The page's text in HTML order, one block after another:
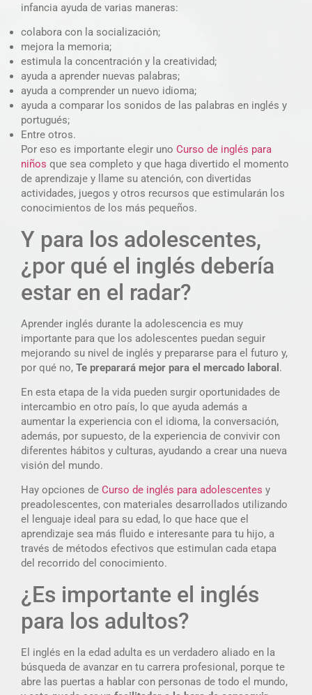
infancia ayuda de varias maneras:
colabora con la socialización;
mejora la memoria;
estimula la concentración y la creatividad;
ayuda a aprender nuevas palabras;
ayuda a comprender un nuevo idioma;
ayuda a comparar los sonidos de las palabras en inglés y
portugués;
Entre otros.
Por eso es importante elegir uno Curso de inglés para
niños que sea completo y que haga divertido el momento
de aprendizaje y llame su atención, con divertidas
actividades, juegos y otros recursos que estimularán los
conocimientos de los más pequeños.
Y para los adolescentes,
¿por qué el inglés debería
estar en el radar?
Aprender inglés durante la adolescencia es muy
importante para que los adolescentes puedan seguir
mejorando su nivel de inglés y prepararse para el futuro y,
por qué no, Te preparará mejor para el mercado laboral .
En esta etapa de la vida pueden surgir oportunidades de
intercambio en otro país, lo que ayuda además a
aumentar la experiencia con el idioma, la conversación,
además, por supuesto, de la experiencia de convivir con
diferentes hábitos y culturas, ayudando a crear una nueva
visión del mundo.
Hay opciones de Curso de inglés para adolescentes y
preadolescentes, con materiales desarrollados utilizando
el lenguaje ideal para su edad, lo que hace que el
aprendizaje sea más fluido e interesante para tu hijo, a
través de métodos efectivos que estimulan cada etapa
del recorrido del conocimiento.
¿Es importante el inglés
para los adultos?
El inglés en la edad adulta es un verdadero aliado en la
búsqueda de avanzar en tu carrera profesional, porque te
abre las puertas a hablar con personas de todo el mundo,